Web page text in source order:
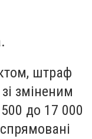
штраф
зміненим
до 17 000